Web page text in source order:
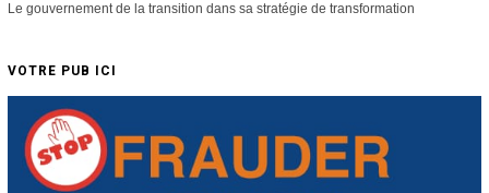
Le gouvernement de la transition dans sa stratégie de transformation
VOTRE PUB ICI